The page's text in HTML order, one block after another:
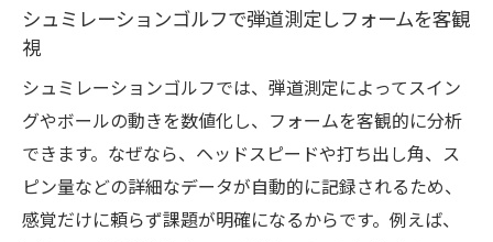
せる理由
ット
数値目標を設定し練習の質を高める工夫
シュミレーションゴルフのデータ管理術を
解説
シュミレーションゴルフで弾道測定しフォームを客観
視
シュミレーションゴルフでは、弾道測定によってスイン
グやボールの動きを数値化し、フォームを客観的に分析
できます。なぜなら、ヘッドスピードや打ち出し角、ス
ピン量などの詳細なデータが自動的に記録されるため、
感覚だけに頼らず課題が明確になるからです。例えば、